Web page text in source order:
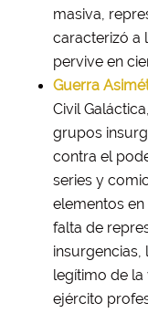
masiva,
caracterizó a
pervive en
Guerra
Civil
grupos
contra el
series y
elementos
falta de
legítimo de
ejército